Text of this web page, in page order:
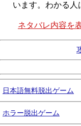
います。わかる人
ネタバレ内容を
日本語無料脱出ゲーム
ホラー脱出ゲーム